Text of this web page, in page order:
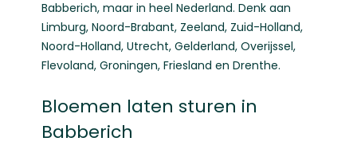
Babberich, maar in heel Nederland. Denk aan
Limburg, Noord-Brabant, Zeeland, Zuid-Holland,
Noord-Holland, Utrecht, Gelderland, Overijssel,
Flevoland, Groningen, Friesland en Drenthe.
Bloemen laten sturen in
Babberich